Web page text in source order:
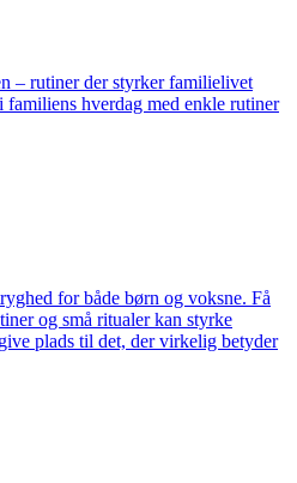
– rutiner der styrker familielivet
hverdag med enkle rutiner
for både børn og voksne. Få
og små ritualer kan styrke
plads til det, der virkelig betyder